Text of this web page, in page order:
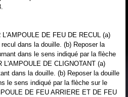
DE FEU DE RECUL (a)
dans la douille. (b) Reposer la
dans le sens indiqué par la flèche
DE CLIGNOTANT (a)
dans la douille. (b) Reposer la douille
le sens indiqué par la flèche sur le
DE FEU ARRIERE ET DE FEU